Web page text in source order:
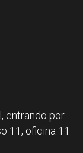
entrando por
11, oficina 11